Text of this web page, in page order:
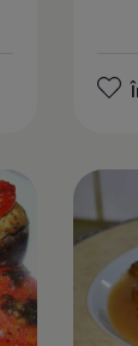
Cuiburi din